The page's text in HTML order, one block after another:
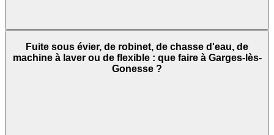
Fuite sous évier, de robinet, de chasse d'eau, de
machine à laver ou de flexible : que faire à Garges-lès-
Gonesse ?